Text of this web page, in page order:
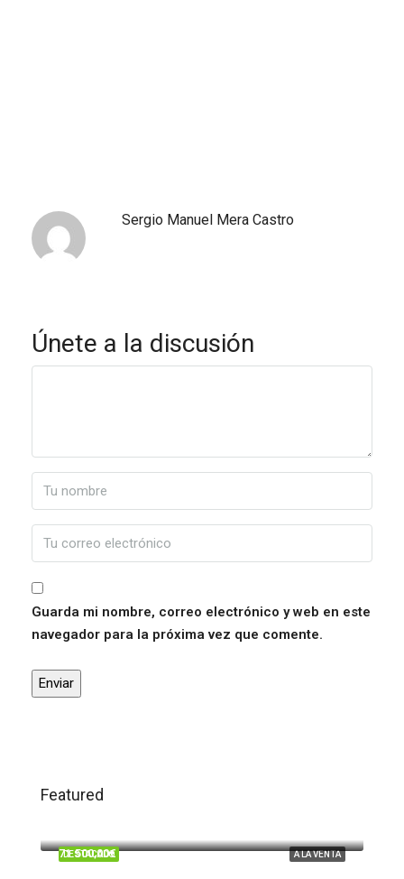
Sergio Manuel Mera Castro
Únete a la discusión
Guarda mi nombre, correo electrónico y web en este
navegador para la próxima vez que comente.
Featured
A LA VENTA
DESTACADO
71.500,00€